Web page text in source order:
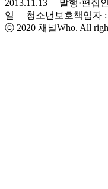
2013.11.13 발행·편집
일 청소년보호책임자 :
ⓒ 2020 채널Who. All